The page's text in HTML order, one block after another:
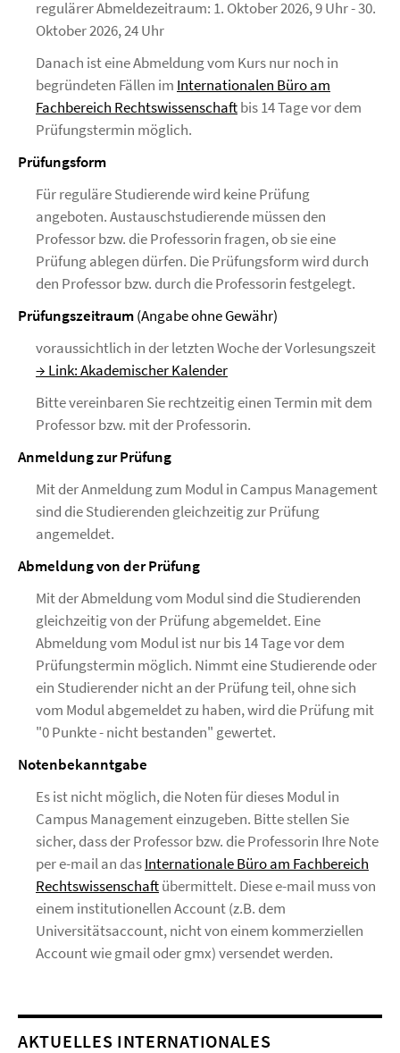
regulärer Abmeldezeitraum: 1. Oktober 2026, 9 Uhr - 30.
Oktober 2026, 24 Uhr
Danach ist eine Abmeldung vom Kurs nur noch in
begründeten Fällen im Internationalen Büro am
Fachbereich Rechtswissenschaftbis 14 Tage vor dem
Prüfungstermin möglich.
Prüfungsform
Für reguläre Studierende wird keine Prüfung
angeboten. Austauschstudierende müssen den
Professor bzw. die Professorin fragen, ob sie eine
Prüfung ablegen dürfen. Die Prüfungsform wird durch
den Professor bzw. durch die Professorin festgelegt.
Prüfungszeitraum(Angabe ohne Gewähr)
voraussichtlich in der letzten Woche der Vorlesungszeit
→ Link: Akademischer Kalender
Bitte vereinbaren Sie rechtzeitig einen Termin mit dem
Professor bzw. mit der Professorin.
Anmeldung zur Prüfung
Mit der Anmeldung zum Modul in Campus Management
sind die Studierenden gleichzeitig zur Prüfung
angemeldet.
Abmeldung von der Prüfung
Mit der Abmeldung vom Modul sind die Studierenden
gleichzeitig von der Prüfung abgemeldet. Eine
Abmeldung vom Modul ist nur bis 14 Tage vor dem
Prüfungstermin möglich. Nimmt eine Studierende oder
ein Studierender nicht an der Prüfung teil, ohne sich
vom Modul abgemeldet zu haben, wird die Prüfung mit
"0 Punkte - nicht bestanden" gewertet.
Notenbekanntgabe
Es ist nicht möglich, die Noten für dieses Modul in
Campus Management einzugeben. Bitte stellen Sie
sicher, dass der Professor bzw. die Professorin Ihre Note
per e-mail an dasInternationale Büro am Fachbereich
Rechtswissenschaftübermittelt. Diese e-mail muss von
einem institutionellen Account (z.B. dem
Universitätsaccount, nicht von einem kommerziellen
Account wie gmail oder gmx) versendet werden.
AKTUELLES INTERNATIONALES